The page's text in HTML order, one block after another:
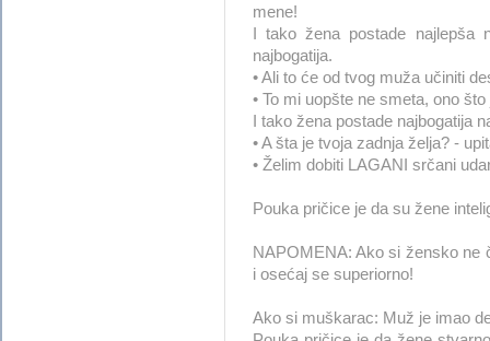
mene!
I tako žena postade najlepša
najbogatija.
• Ali to će od tvog muža učiniti
• To mi uopšte ne smeta, ono
I tako žena postade najbogatija
• A šta je tvoja zadnja želja? -
• Želim dobiti LAGANI srčani
Pouka pričice je da su žene
NAPOMENA: Ako si žensko ne
i osećaj se superiorno!
Ako si muškarac: Muž je imao